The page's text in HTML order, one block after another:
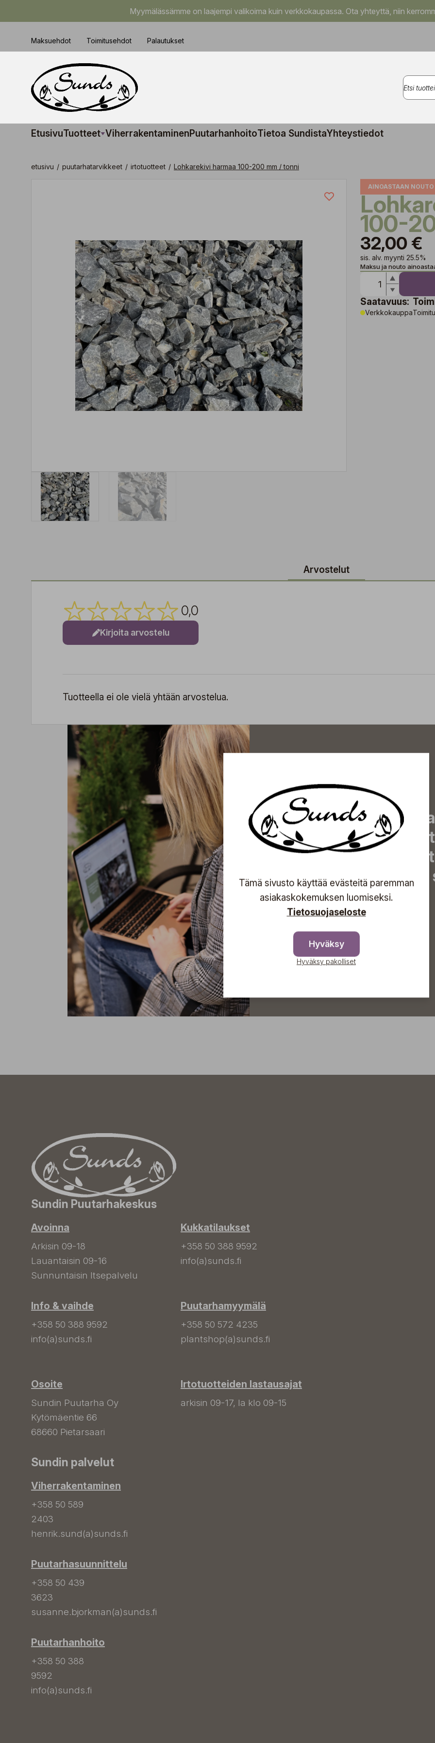
Myymälässämme on laajempi valikoima kuin verkkokaupassa. Ota yhteyttä, niin
Maksuehdot Toimitusehdot Palautukset
EtusivuTuotteet ViherrakentaminenPuutarhanhoitoTietoa SundistaYhteystiedot
etusivu / puutarhatarvikkeet / irtotuotteet / Lohkarekivi harmaa 100-200 mm / tonni
AINOASTAAN NOUTO
Lohkarekivi harmaa
100-
32,00 €
sis. alv. myynti 25.5%
Maksu ja nouto
Saatavuus:
Verkkokauppa
Arvostelut
0,0
Kirjoita arvostelu
Tuotteella ei ole vielä yhtään arvostelua.
Tilaa uutiskirjeemme
uutiset, eksklusiiviset
inspiroivat vinkit
tapahtumista suoraan
Sundin Puutarhakeskus
Avoinna
Arkisin 09-18
Lauantaisin 09-16
Sunnuntaisin Itsepalvelu
Info & vaihde
+358 50 388 9592
info(a)sunds.fi
Osoite
Sundin Puutarha Oy
Kytömäentie 66
68660 Pietarsaari
Kukkatilaukset
+358 50 388 9592
info(a)sunds.fi
Puutarhamyymälä
+358 50 572 4235
plantshop(a)sunds.fi
Irtotuotteiden lastausajat
arkisin 09-17, la klo 09-15
Sundin palvelut
Viherrakentaminen
+358 50 589
2403
henrik.sund(a)sunds.fi
Puutarhasuunnittelu
+358 50 439
3623
susanne.bjorkman(a)sunds.fi
Puutarhanhoito
+358 50 388
9592
info(a)sunds.fi
Tämä sivusto käyttää evästeitä paremman
asiakaskokemuksen luomiseksi.
Tietosuojaseloste
Hyväksy
Hyväksy pakolliset